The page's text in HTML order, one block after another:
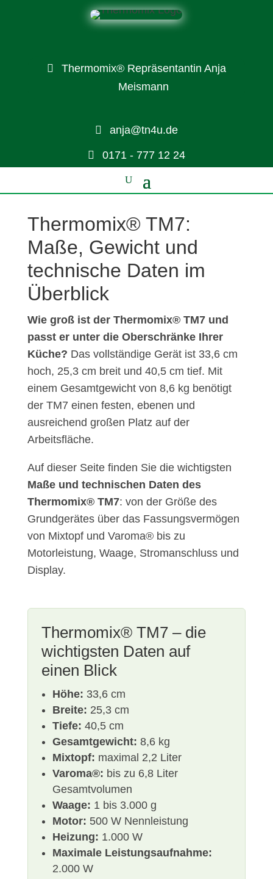
Thermomix® Repräsentantin Anja
Meismann
anja@tn4u.de
0171 - 777 12 24
Thermomix® TM7:
Maße, Gewicht und
technische Daten im
Überblick
Wie groß ist der Thermomix® TM7 und
passt er unter die Oberschränke Ihrer
Küche? Das vollständige Gerät ist 33,6 cm
hoch, 25,3 cm breit und 40,5 cm tief. Mit
einem Gesamtgewicht von 8,6 kg benötigt
der TM7 einen festen, ebenen und
ausreichend großen Platz auf der
Arbeitsfläche.
Auf dieser Seite finden Sie die wichtigsten
Maße und technischen Daten des
Thermomix® TM7: von der Größe des
Grundgerätes über das Fassungsvermögen
von Mixtopf und Varoma® bis zu
Motorleistung, Waage, Stromanschluss und
Display.
Thermomix® TM7 – die
wichtigsten Daten auf
einen Blick
Höhe: 33,6 cm
Breite: 25,3 cm
Tiefe: 40,5 cm
Gesamtgewicht: 8,6 kg
Mixtopf: maximal 2,2 Liter
Varoma®: bis zu 6,8 Liter
Gesamtvolumen
Waage: 1 bis 3.000 g
Motor: 500 W Nennleistung
Heizung: 1.000 W
Maximale Leistungsaufnahme:
2.000 W